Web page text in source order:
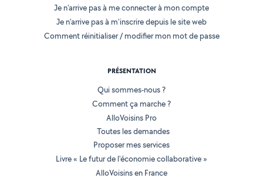
Je n'arrive pas à me connecter à mon compte
Je n'arrive pas à m'inscrire depuis le site web
Comment réinitialiser / modifier mon mot de passe
PRÉSENTATION
Qui sommes-nous ?
Comment ça marche ?
AlloVoisins Pro
Toutes les demandes
Proposer mes services
Livre « Le futur de l'économie collaborative »
AlloVoisins en France